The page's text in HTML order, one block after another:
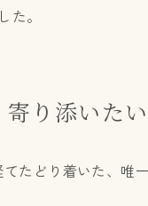
。
寄り添いたい
たどり着いた、唯